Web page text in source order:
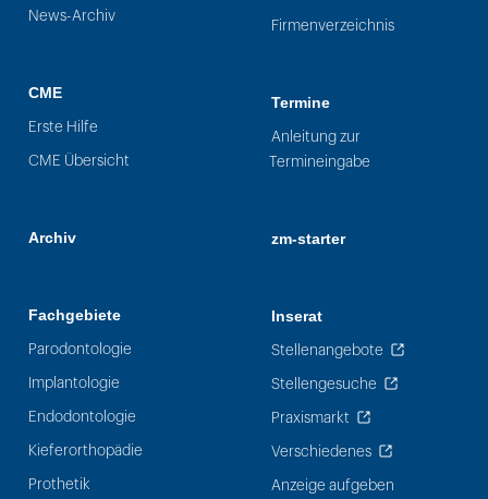
News-Archiv
CME
Erste Hilfe
CME Übersicht
Archiv
Fachgebiete
Parodontologie
Implantologie
Endodontologie
Kieferorthopädie
Prothetik
Firmenverzeichnis
Termine
Anleitung zur
Termineingabe
zm-starter
Inserat
Stellenangebote
Stellengesuche
Praxismarkt
Verschiedenes
Anzeige aufgeben